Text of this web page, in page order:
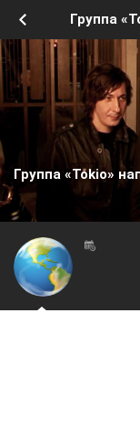
Группа
Группа «Tokio»